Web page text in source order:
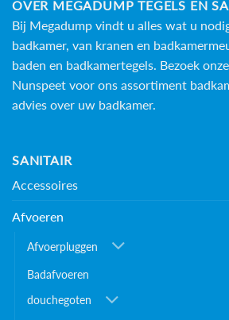
OVER MEGADUMP TEGELS EN
Bij Megadump vindt u alles wat u
badkamer, van kranen en
baden en badkamertegels . Bezoek
Nunspeet voor ons assortiment
advies over uw badkamer.
SANITAIR
Accessoires
Afvoeren
Afvoerpluggen
Badafvoeren
douchegoten